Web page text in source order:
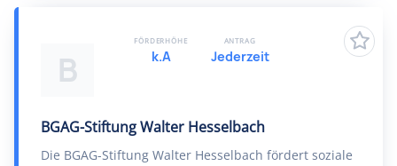
B
BGAG-Stiftung Walter Hesselbach
Die BGAG-Stiftung Walter Hesselbach fördert soziale
FÖRDERHÖHE
k.A
ANTRAG
Jederzeit